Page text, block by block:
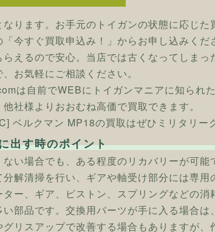
ります。お手元のトイガンの状態に応じ
今すぐ買取申込み！」からお申し込みくだ
えるので安心。当店では古くなってしま
お気軽にご相談ください。
は自前でWEBにトイガンマニアに知られ
社様よりおおむね高価で買取できます。
ベルクマン MP18の買取はぜひミリタリー
出す時のポイント
い場合でも、ある程度のリカバリーが可
解清掃を行い、ギアや軸受け部分には専
ー、ギア、ピストン、スプリングなどの
部品です。交換用パーツが手に入る場合は
グリスアップで改善する場合もありますが